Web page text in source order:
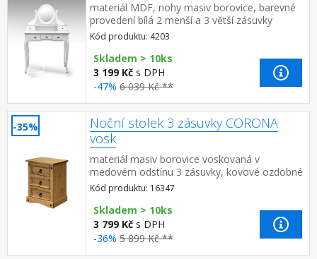
materiál MDF, nohy masiv borovice, barevné
provedení bílá 2 menší a 3 větší zásuvky
Kód produktu: 4203
Skladem > 10ks
3 199 Kč s DPH
-47% 6 039 Kč **
-35%
Noční stolek 3 zásuvky CORONA
vosk
materiál masiv borovice voskovaná v
medovém odstínu 3 zásuvky, kovové ozdobné
úchytky součást sestavy Corona
Kód produktu: 16347
Skladem > 10ks
3 799 Kč s DPH
-36% 5 899 Kč **